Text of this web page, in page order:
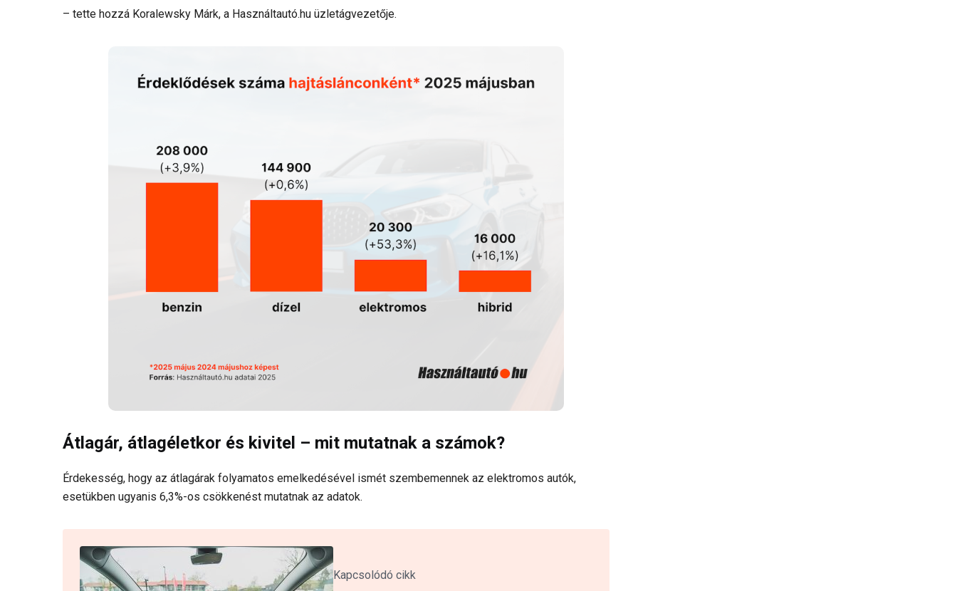
– tette hozzá Koralewsky Márk, a Használtautó.hu üzletágvezetője.
Átlagár, átlagéletkor és kivitel – mit mutatnak a számok?
Érdekesség, hogy az átlagárak folyamatos emelkedésével ismét szembemennek az elektromos autók,
esetükben ugyanis 6,3%-os csökkenést mutatnak az adatok.
Kapcsolódó cikk